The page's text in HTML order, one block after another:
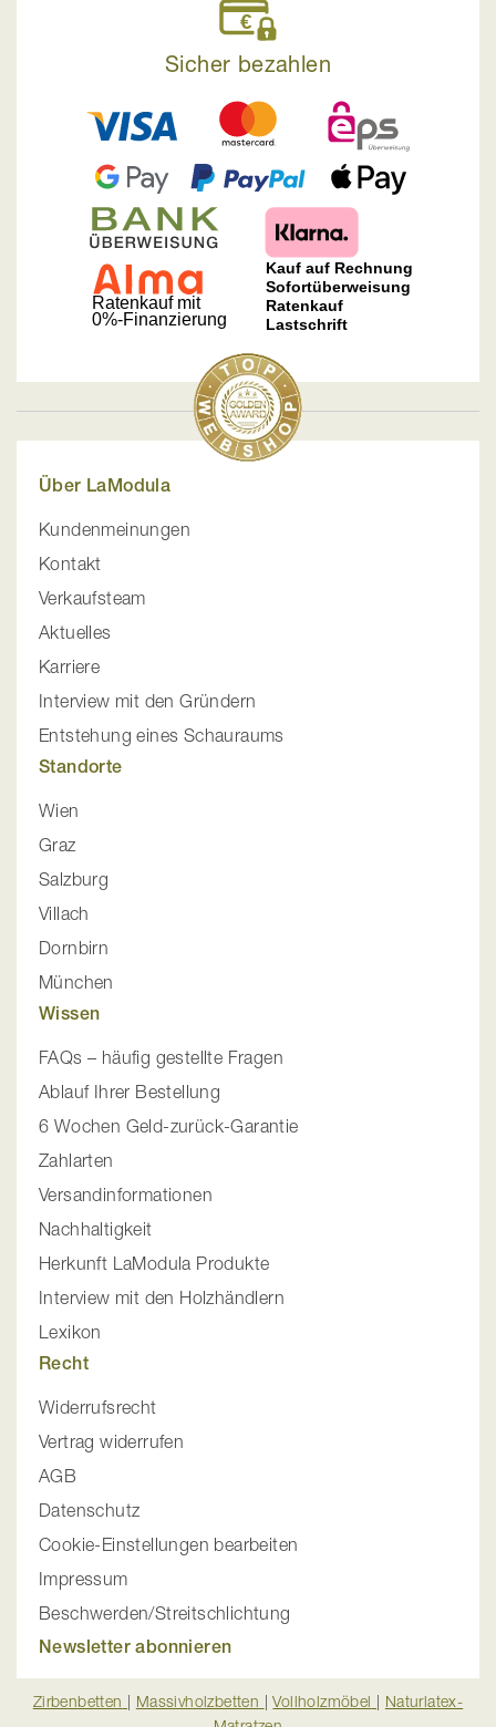
Sicher bezahlen
Über LaModula
Kundenmeinungen
Kontakt
Verkaufsteam
Aktuelles
Karriere
Interview mit den Gründern
Entstehung eines Schauraums
Standorte
Wien
Graz
Salzburg
Villach
Dornbirn
München
Wissen
FAQs – häufig gestellte Fragen
Ablauf Ihrer Bestellung
6 Wochen Geld-zurück-Garantie
Zahlarten
Versandinformationen
Nachhaltigkeit
Herkunft LaModula Produkte
Interview mit den Holzhändlern
Lexikon
Recht
Widerrufsrecht
Vertrag widerrufen
AGB
Datenschutz
Cookie-Einstellungen bearbeiten
Impressum
Beschwerden/Streitschlichtung
Newsletter abonnieren
Zirbenbetten | Massivholzbetten |Vollholzmöbel | Naturlatex-